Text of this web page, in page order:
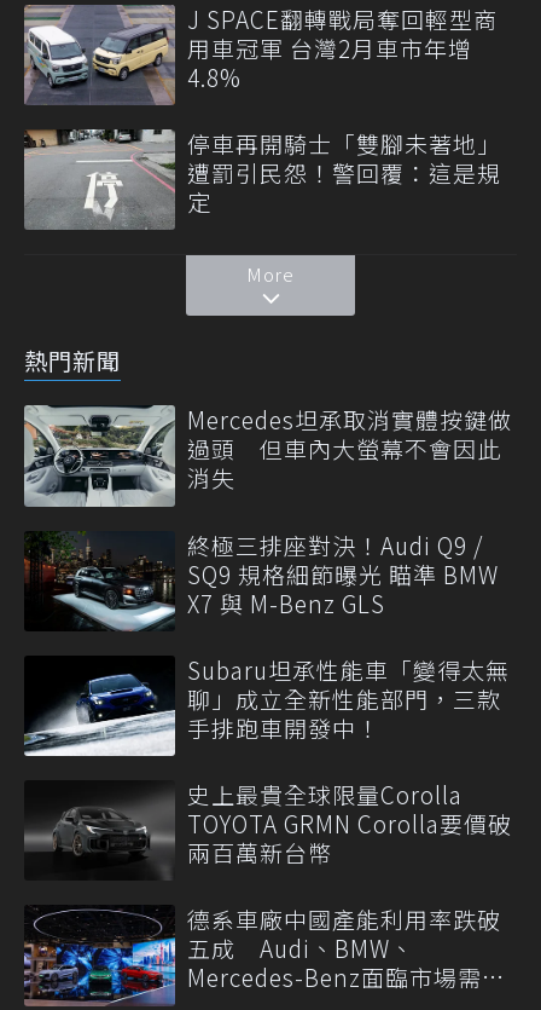
J SPACE翻轉戰局奪回輕型商
用車冠軍 台灣2月車市年增
4.8%
停車再開騎士「雙腳未著地」
遭罰引民怨！警回覆：這是規
定
More
熱門新聞
Mercedes坦承取消實體按鍵做
過頭 但車內大螢幕不會因此
消失
終極三排座對決！Audi Q9 /
SQ9 規格細節曝光 瞄準 BMW
X7 與 M-Benz GLS
Subaru坦承性能車「變得太無
聊」成立全新性能部門，三款
手排跑車開發中！
史上最貴全球限量Corolla
TOYOTA GRMN Corolla要價破
兩百萬新台幣
德系車廠中國產能利用率跌破
五成 Audi、BMW、
Mercedes-Benz面臨市場需求